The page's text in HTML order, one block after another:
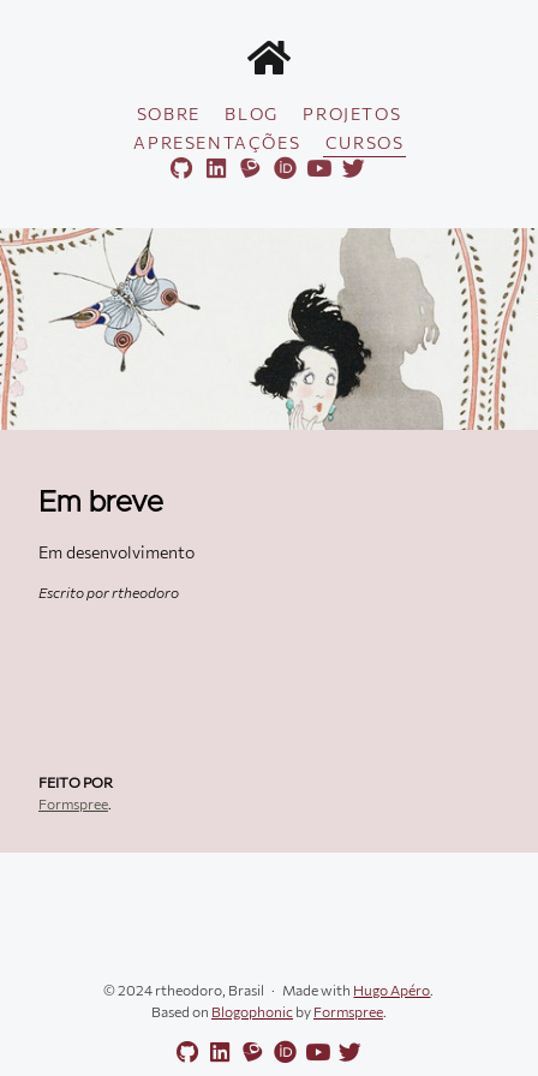
SOBRE BLOG
PROJETOS
APRESENTAÇÕES
CURSOS
Em breve
Em desenvolvimento
Escrito por rtheodoro
FEITO POR
Formspree
© 2024 rtheodoro, Brasil Made with Hugo Apéro
Based on Blogophonicby Formspree.